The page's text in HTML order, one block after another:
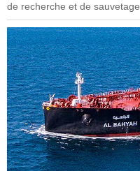
de recherche et de sauvetage.